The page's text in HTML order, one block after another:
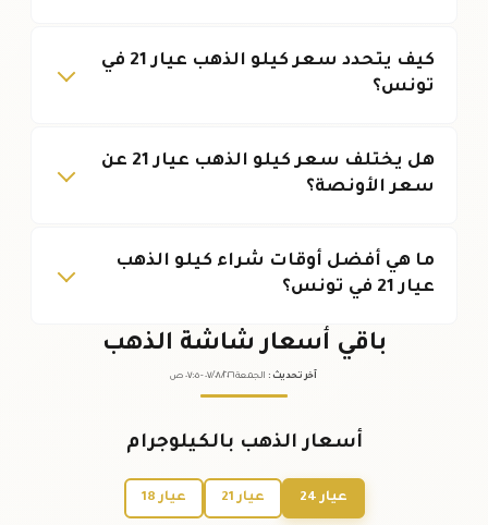
كيف يتحدد سعر كيلو الذهب عيار 21 في
تونس؟
هل يختلف سعر كيلو الذهب عيار 21 عن
سعر الأونصة؟
ما هي أفضل أوقات شراء كيلو الذهب
عيار 21 في تونس؟
باقي أسعار شاشة الذهب
آخر تحديث : الجمعة ٠٧ /٠٨/٢٠٢٦ - ٠٧:٠٥ ص
أسعار الذهب بالكيلوجرام
عيار 24 عيار 21 عيار 18